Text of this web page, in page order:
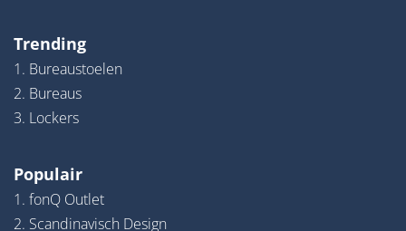
Trending
1. Bureaustoelen
2. Bureaus
3. Lockers
Populair
1. fonQ Outlet
2. Scandinavisch Design